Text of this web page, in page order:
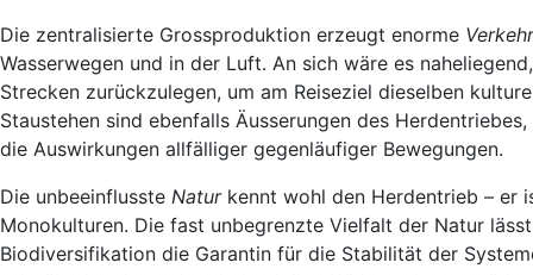
Die zentralisierte Grossproduktion erzeugt enorme
Wasserwegen und in der Luft. An sich wäre es
Strecken zurückzulegen, um am Reiseziel dieselben
Staustehen sind ebenfalls Äusserungen des
die Auswirkungen allfälliger gegenläufiger Bewegungen.
Die unbeeinflusste Naturkennt wohl den Herdentrieb – er
Monokulturen. Die fast unbegrenzte Vielfalt der Natur
Biodiversifikation die Garantin für die Stabilität der